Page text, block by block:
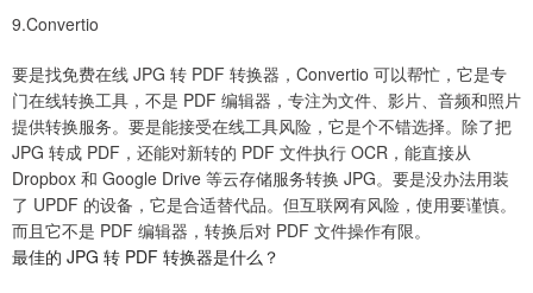
9.Convertio
要是找免费在线 JPG 转 PDF 转换器，Convertio 可以帮忙，它是专
门在线转换工具，不是 PDF 编辑器，专注为文件、影片、音频和照片
提供转换服务。要是能接受在线工具风险，它是个不错选择。除了把
JPG 转成 PDF，还能对新转的 PDF 文件执行 OCR，能直接从
Dropbox 和 Google Drive 等云存储服务转换 JPG。要是没办法用装
了 UPDF 的设备，它是合适替代品。但互联网有风险，使用要谨慎。
而且它不是 PDF 编辑器，转换后对 PDF 文件操作有限。
最佳的 JPG 转 PDF 转换器是什么？